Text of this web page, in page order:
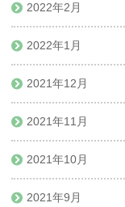
2022年2月
2022年1月
2021年12月
2021年11月
2021年10月
2021年9月